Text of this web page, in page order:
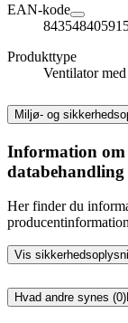
EAN-kode
Produkttype
Ventilator
Miljø- og
Information
databehandling
Her finder du
producentinformation
Vis
Hvad andre synes (0)